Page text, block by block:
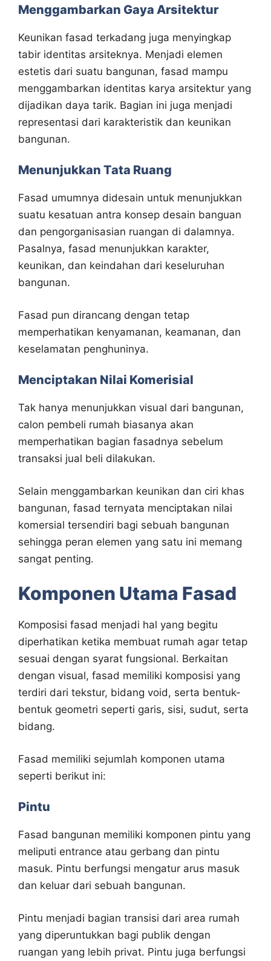
Menggambarkan Gaya Arsitektur
Keunikan fasad terkadang juga menyingkap
tabir identitas arsiteknya. Menjadi elemen
estetis dari suatu bangunan, fasad mampu
menggambarkan identitas karya arsitektur yang
dijadikan daya tarik. Bagian ini juga menjadi
representasi dari karakteristik dan keunikan
bangunan.
Menunjukkan Tata Ruang
Fasad umumnya didesain untuk menunjukkan
suatu kesatuan antra konsep desain banguan
dan pengorganisasian ruangan di dalamnya.
Pasalnya, fasad menunjukkan karakter,
keunikan, dan keindahan dari keseluruhan
bangunan.
Fasad pun dirancang dengan tetap
memperhatikan kenyamanan, keamanan, dan
keselamatan penghuninya.
Menciptakan Nilai Komerisial
Tak hanya menunjukkan visual dari bangunan,
calon pembeli rumah biasanya akan
memperhatikan bagian fasadnya sebelum
transaksi jual beli dilakukan.
Selain menggambarkan keunikan dan ciri khas
bangunan, fasad ternyata menciptakan nilai
komersial tersendiri bagi sebuah bangunan
sehingga peran elemen yang satu ini memang
sangat penting.
Komponen Utama Fasad
Komposisi fasad menjadi hal yang begitu
diperhatikan ketika membuat rumah agar tetap
sesuai dengan syarat fungsional. Berkaitan
dengan visual, fasad memiliki komposisi yang
terdiri dari tekstur, bidang void, serta bentuk-
bentuk geometri seperti garis, sisi, sudut, serta
bidang.
Fasad memiliki sejumlah komponen utama
seperti berikut ini:
Pintu
Fasad bangunan memiliki komponen pintu yang
meliputi entrance atau gerbang dan pintu
masuk. Pintu berfungsi mengatur arus masuk
dan keluar dari sebuah bangunan.
Pintu menjadi bagian transisi dari area rumah
yang diperuntukkan bagi publik dengan
ruangan yang lebih privat. Pintu juga berfungsi